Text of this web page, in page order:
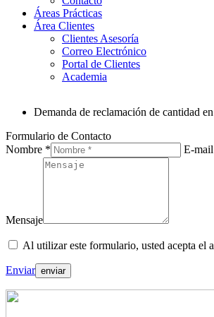
Áreas Prácticas
Área Clientes
Clientes Asesoría
Correo Electrónico
Portal de Clientes
Academia
Demanda de reclamación de cantidad
Formulario de Contacto
Nombre *
E-
Mensaje
Al utilizar este formulario, usted acepta el
Enviar